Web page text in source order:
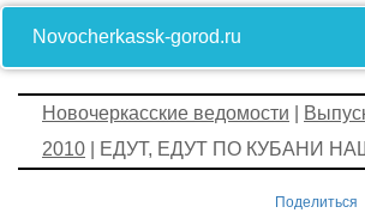
Novocherkassk-gorod.ru
Новочеркасские ведомости
2010 | ЕДУТ, ЕДУТ ПО КУБАНИ
Поделиться